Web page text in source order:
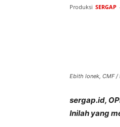
Produksi SERGAP
Ebith lonek, CMF /
sergap.id,
Inilah yang